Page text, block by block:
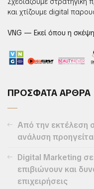
και χτίζουμε digital
VNG — Εκεί όπου η σκέψη
ΠΡΟΣΦΑΤΑ ΑΡΘΡΑ
Από την εκτέλεση
ανάλυση
Digital Marketing
επιβιώνουν και
επιχειρήσεις